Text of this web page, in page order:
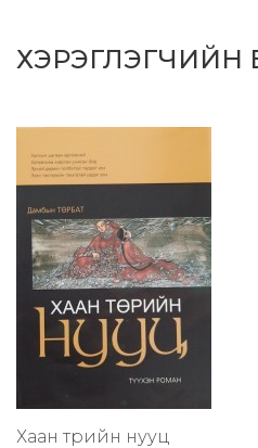
ХЭРЭГЛЭГЧИЙН
Хаан төрийн нууц